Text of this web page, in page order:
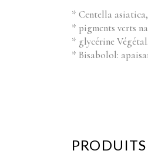
* Centella
* pigments verts
* glycérine
* Bisabolol: